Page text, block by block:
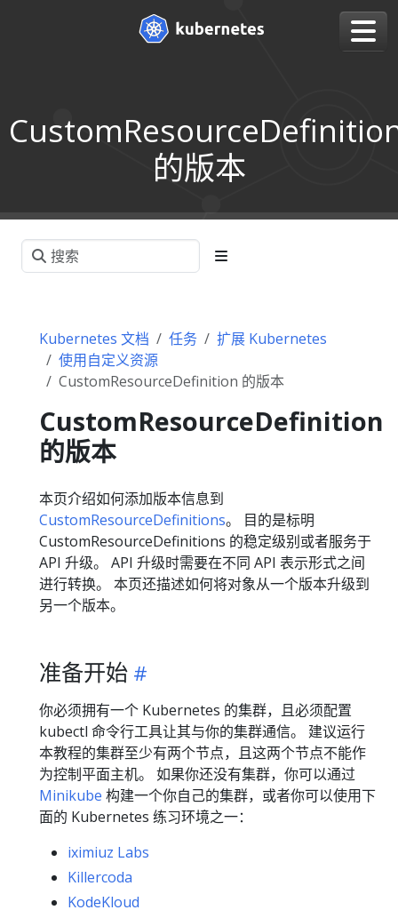
的版本
Kubernetes 文档 任务
扩展 Kubernetes
使用自定义资源
CustomResourceDefinition 的版本
CustomResourceDefinition
的版本
本页介绍如何添加版本信息到
CustomResourceDefinitions。 目的是标明
CustomResourceDefinitions 的稳定级别或者服务于
API 升级。 API 升级时需要在不同 API 表示形式之间
进行转换。 本页还描述如何将对象从一个版本升级到
另一个版本。
准备开始
你必须拥有一个 Kubernetes 的集群，且必须配置
kubectl 命令行工具让其与你的集群通信。 建议运行
本教程的集群至少有两个节点，且这两个节点不能作
为控制平面主机。 如果你还没有集群，你可以通过
Minikube 构建一个你自己的集群，或者你可以使用下
面的 Kubernetes 练习环境之一：
iximiuz Labs
Killercoda
KodeKloud